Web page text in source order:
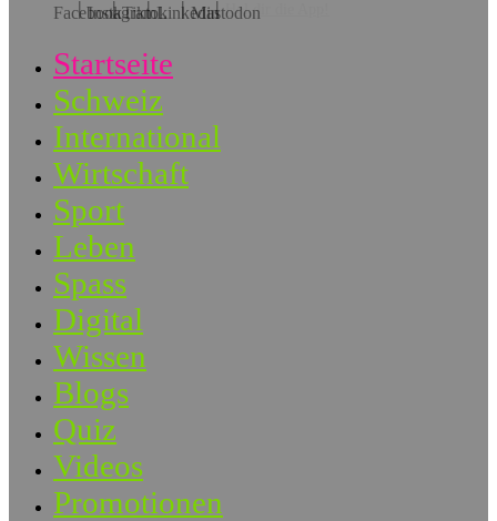
Hol dir die App!
Startseite
Schweiz
International
Wirtschaft
Sport
Leben
Spass
Digital
Wissen
Blogs
Quiz
Videos
Promotionen